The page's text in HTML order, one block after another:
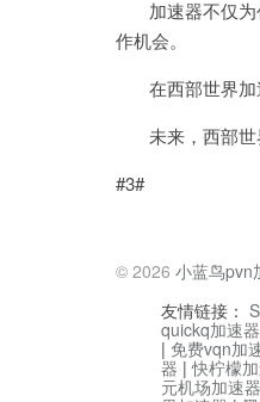
加速器不仅为
作机会。
在西部世界加
未来，西部世
#3#
© 2026 小蓝鸟pvn
友情链接：
quickq加速器
| 免费vqn加
器 |快柠檬
元机场加速器